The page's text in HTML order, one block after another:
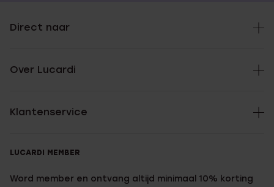
Direct naar
Over Lucardi
Klantenservice
LUCARDI MEMBER
Word member en ontvang altijd minimaal 10% korting